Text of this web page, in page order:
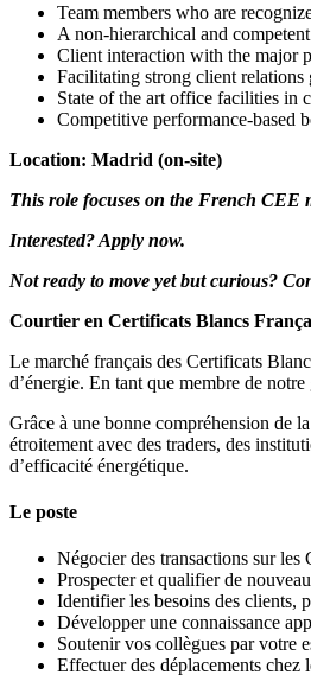
Team members who are
A non-hierarchical and
Client interaction with the major
Facilitating strong client
State of the art office facilities in
Competitive performance-based
Location: Madrid (on-site)
This role focuses on the French CEE
Interested? Apply now.
Not ready to move yet but curious?
Courtier en Certificats Blancs
Le marché français des Certificats
d’énergie. En tant que membre de
Grâce à une bonne compréhension de
étroitement avec des traders, des
d’efficacité énergétique.
Le poste
Négocier des transactions sur les
Prospecter et qualifier de
Identifier les besoins des clients,
Développer une connaissance
Soutenir vos collègues par votre
Effectuer des déplacements chez